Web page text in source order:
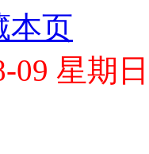
本页
09 星期日